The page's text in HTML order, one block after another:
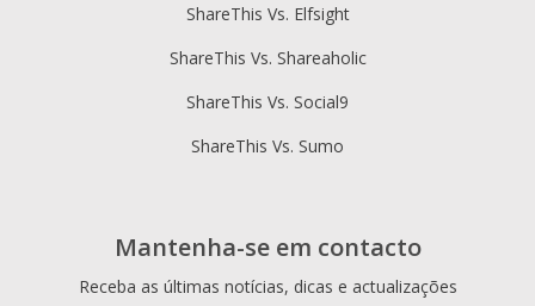
ShareThis Vs. Elfsight
ShareThis Vs. Shareaholic
ShareThis Vs. Social9
ShareThis Vs. Sumo
Mantenha-se em contacto
Receba as últimas notícias, dicas e actualizações